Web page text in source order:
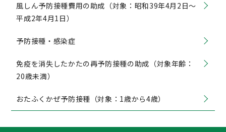
風しん予防接種費用の助成（対象：昭和39年4月2日〜
平成2年4月1日）
予防接種・感染症
免疫を消失したかたの再予防接種の助成（対象年齢：
20歳未満）
おたふくかぜ予防接種（対象：1歳から4歳）